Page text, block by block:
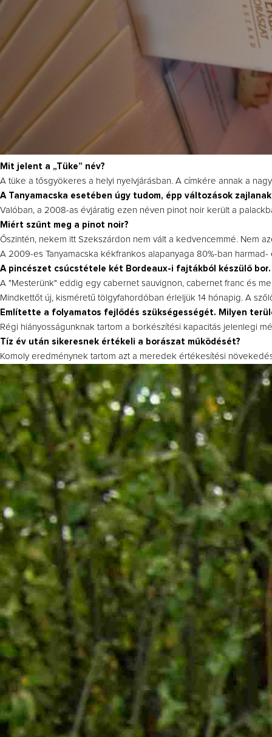
Mit jelent a „Tüke” név?
A tüke a tősgyökeres a helyi nyelvjárásban. A címkére annak a
A Tanyamacska esetében úgy tudom, épp változások
Valóban, a 2008-as évjáratig ezen néven pinot noir került a
Miért szűnt meg a pinot noir?
Őszintén, nekem itt Szekszárdon nem vált a kedvencemmé. Nem
A 2009-es Tanyamacska kékfrankos alapanyaga 80%-ban
A pincészet csúcstétele két Bordeaux-i fajtákból készülő
A "Mesterünk" eddig egy cabernet sauvignon, cabernet franc és
Mindkettőt új, kisméretű tölgyfahordóban érleljük 14 hónapig. A
Említette a folyamatos fejlődés szükségességét. Milyen
Régi hiányosságunknak tartom a borkészítési kapacitás jelenlegi
Tíz év után sikeresnek értékeli a borászat működését?
Komoly eredménynek tartom azt a meredek értékesítési